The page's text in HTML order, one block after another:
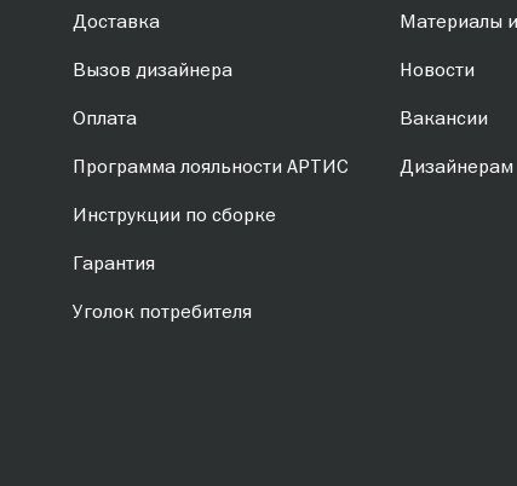
Доставка
Вызов дизайнера
Оплата
Программа лояльности АРТИС
Инструкции по сборке
Гарантия
Уголок потребителя
Материалы
Новости
Вакансии
Дизайнерам